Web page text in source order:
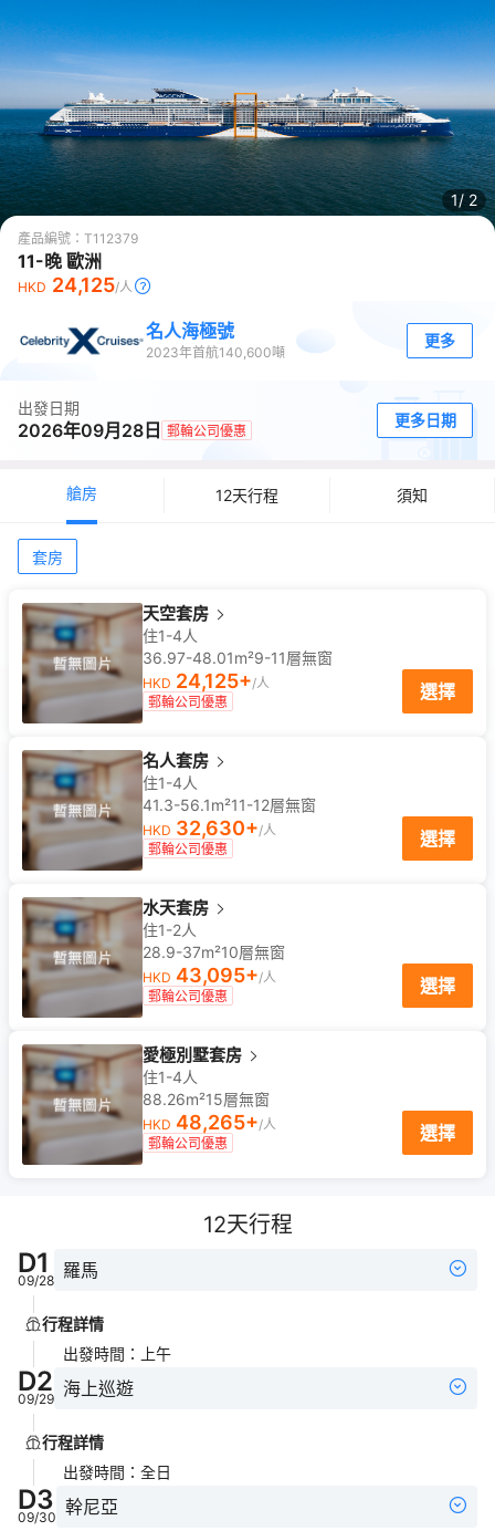
1/ 2
產品編號： T112379
11-晚 歐洲
HKD 24,125/人
名人海極號
2023年首航140,600噸
更多
出發日期
2026年09月28日 郵輪公司優惠
更多日期
艙房 12天行程 須知
套房
天空套房
住1-4人
36.97-48.01m²9-11層無窗
HKD 24,125+/人
郵輪公司優惠
選擇
名人套房
住1-4人
41.3-56.1m²11-12層無窗
HKD 32,630+/人
郵輪公司優惠
選擇
水天套房
住1-2人
28.9-37m²10層無窗
HKD 43,095+/人
郵輪公司優惠
選擇
愛極別墅套房
住1-4人
88.26m²15層無窗
HKD 48,265+/人
郵輪公司優惠
選擇
12天行程
D1
09/28 羅馬
行程詳情
出發時間 ： 上午
D2
09/29 海上巡遊
行程詳情
出發時間 ： 全日
D3
09/30 幹尼亞